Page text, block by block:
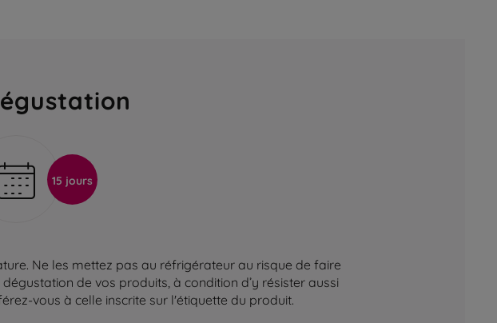
15 jours
Ne les mettez pas au réfrigérateur au risque de faire
de vos produits, à condition d’y résister aussi
vous à celle inscrite sur l'étiquette du produit.